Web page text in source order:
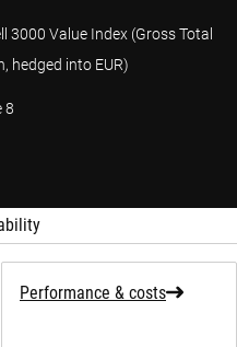
3000 Value Index (Gross Total
hedged into EUR)
8
Performance & costs